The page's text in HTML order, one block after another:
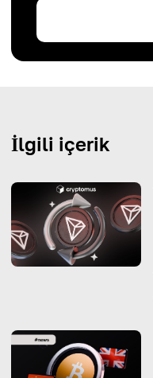
İlgili içerik